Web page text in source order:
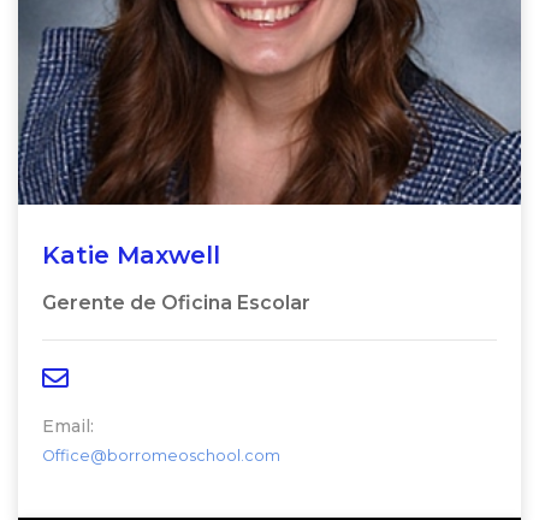
Katie Maxwell
Gerente de Oficina Escolar
Email:
Office@borromeoschool.com